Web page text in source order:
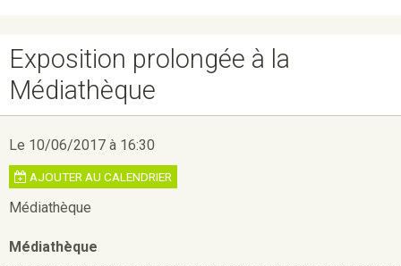
Exposition prolongée à la
Médiathèque
Le 10/06/2017 à 16:30
AJOUTER AU CALENDRIER
Médiathèque
Médiathèque